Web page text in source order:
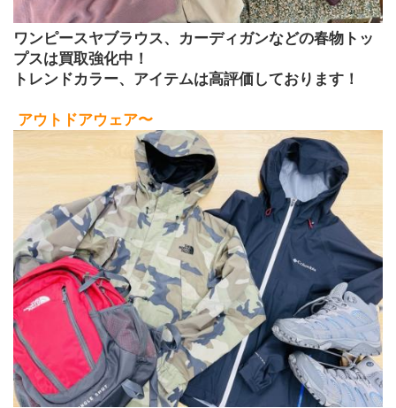
ワンピースヤブラウス、カーディガンなどの春物トッ
プスは買取強化中！
トレンドカラー、アイテムは高評価しております！
アウトドアウェア〜